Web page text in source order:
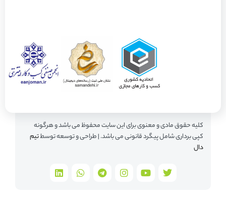
کپی برداری شامل پیگرد قانونی می باشد. | طراحی و توسعه توسط
دال